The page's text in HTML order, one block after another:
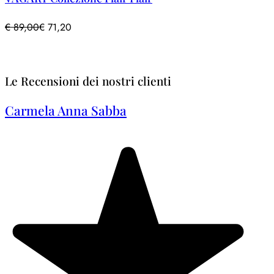
€89,00€ 71,20
Le Recensioni dei nostri clienti
Carmela Anna Sabba